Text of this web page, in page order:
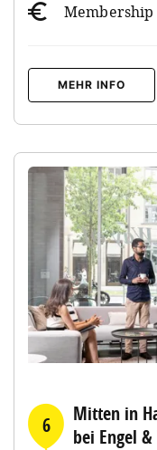
Membership
MEHR INFO
6
Mitten in
bei Engel